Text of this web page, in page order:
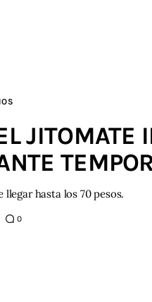
JITOMATE
hasta los 70 pesos.
0